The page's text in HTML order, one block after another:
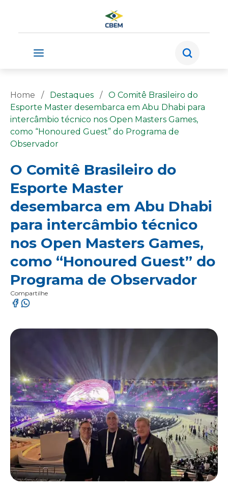
Home / Destaques /
O Comitê Brasileiro do
Esporte Master desembarca em Abu Dhabi para
intercâmbio técnico nos Open Masters Games,
como “Honoured Guest” do Programa de
Observador
O Comitê Brasileiro do
Esporte Master
desembarca em Abu Dhabi
para intercâmbio técnico
nos Open Masters Games,
como “Honoured Guest” do
Programa de Observador
Compartilhe